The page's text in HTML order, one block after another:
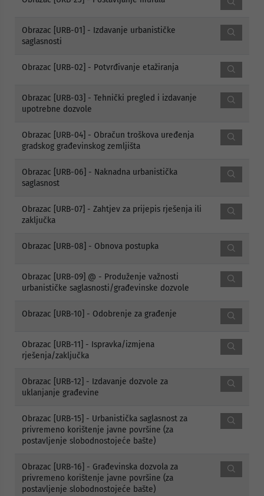
Obrazac [URB-01] - Izdavanje urbanističke
saglasnosti
Obrazac [URB-02] - Potvrđivanje etažiranja
Obrazac [URB-03] - Tehnički pregled i izdavanje
upotrebne dozvole
Obrazac [URB-04] - Obračun troškova uređenja
gradskog građevinskog zemljišta
Obrazac [URB-06] - Naknadna urbanistička
saglasnost
Obrazac [URB-07] - Zahtjev za prijepis rješenja ili
zaključka
Obrazac [URB-08] - Obnova postupka
Obrazac [URB-09] @ - Produženje važnosti
urbanističke saglasnosti/građevinske dozvole
Obrazac [URB-10] - Odobrenje za građenje
Obrazac [URB-11] - Ispravka/izmjena
rješenja/zaključka
Obrazac [URB-12] - Izdavanje dozvole za
uklanjanje građevine
Obrazac [URB-15] - Urbanistička saglasnost za
privremeno korištenje javne površine (za
postavljenje slobodnostojeće bašte)
Obrazac [URB-16] - Građevinska dozvola za
privremeno korištenje javne površine (za
postavljenje slobodnostojeće bašte)